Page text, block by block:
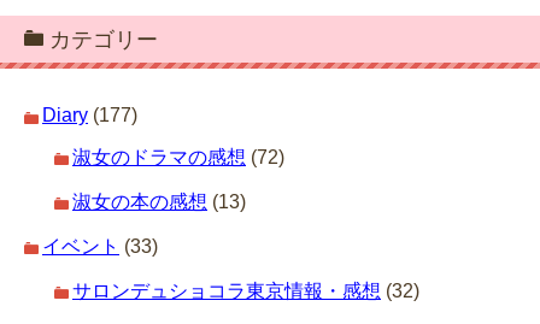
カテゴリー
Diary (177)
淑女のドラマの感想 (72)
淑女の本の感想 (13)
イベント (33)
サロンデュショコラ東京情報・感想 (32)